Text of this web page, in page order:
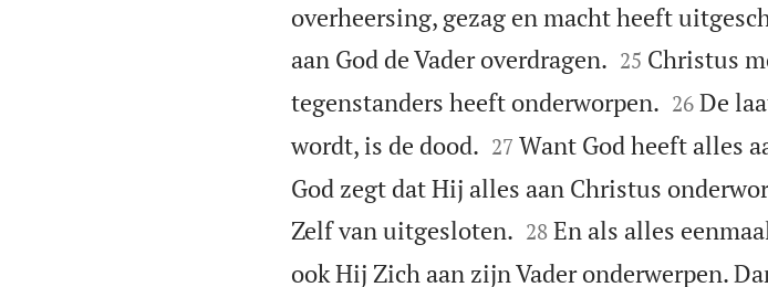
overheersing, gezag en macht heeft
aan God de Vader overdragen.
25 Christus
tegenstanders heeft onderworpen.
26 De
wordt, is de dood.
27 Want God heeft alles
God zegt dat Hij alles aan Christus
Zelf van uitgesloten.
28 En als alles
ook Hij Zich aan zijn Vader onderwerpen.